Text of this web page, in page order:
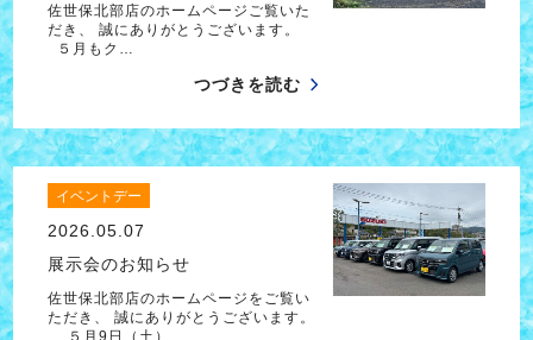
佐世保北部店のホームページご覧いた
だき、 誠にありがとうございます。
５月もク…
つづきを読む
イベントデー
2026.05.07
展示会のお知らせ
佐世保北部店のホームページをご覧い
ただき、 誠にありがとうございます。